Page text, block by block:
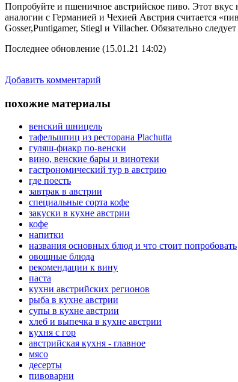
Попробуйте и пшеничное австрийское пиво. Этот
аналогии с Германией и Чехией Австрия считается
Gosser,Puntigamer, Stiegl и Villacher. Обязательно
Последнее обновление (15.01.21 14:02)
Добавить комментарий
похожие материалы
венский шницель
тафельшпиц из ресторана Plachutta
гуляш-фиакр по-венски
вино, венские бары и винотеки
гастрономический тур в австрию
где поесть
завтрак в австрии
специальные сорта кофе
закуски в кухне австрии
кофе
напитки
названия основных блюд и что стоит попробовать
овощные блюда
рекомендации к вину
паста
кухни австрийских регионов
рыба в кухне австрии
супы в кухне австрии
хлеб и выпечка в кухне австрии
кухня с гор
австрийская кухня - главное
мясо
десерты
пивоварни